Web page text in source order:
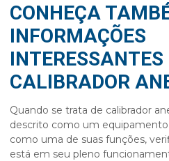
CONHEÇA
INFORMAÇÕES
INTERESSANTES
CALIBRADOR
Quando se trata de calibrador
descrito como um
como uma de suas funções,
está em seu pleno